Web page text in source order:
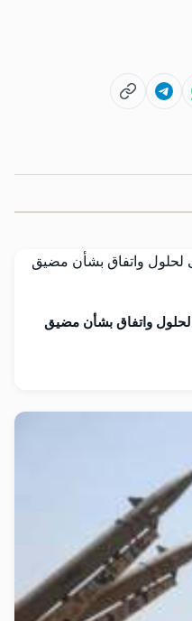
لحلول واتفاق بشأن مضيق